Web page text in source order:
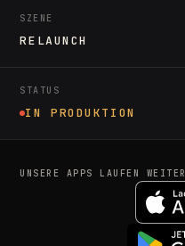
SZENE
RELAUNCH
STATUS
IN PRODUKTION
UNSERE APPS LAUFEN WEITER